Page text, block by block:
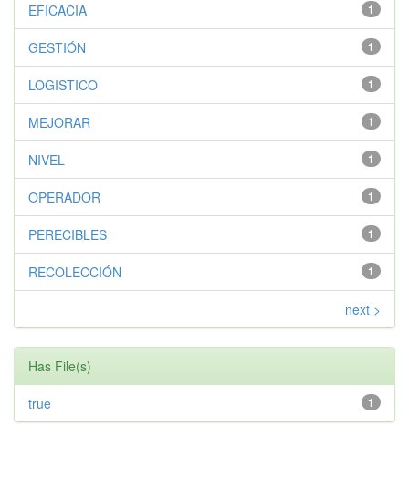
1
EFICACIA
1
GESTIÓN
1
LOGISTICO
1
MEJORAR
1
NIVEL
1
OPERADOR
1
PERECIBLES
1
RECOLECCIÓN
next >
Has File(s)
1
true